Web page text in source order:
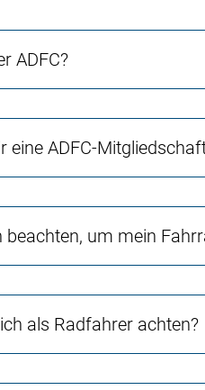
ADFC?
eine ADFC-
beachten, um mein
als Radfahrer achten?